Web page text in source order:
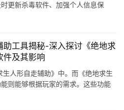
更新杀毒软件、加强个人信息保
助工具揭秘-深入探讨《绝地求
件及其影响
人形自走辅助》中。而《绝地求生
则能够根据玩家的需求。这些功能